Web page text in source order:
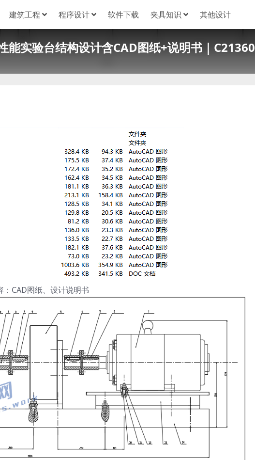
建筑工程 程序设计 软件下载 夹具知识 其他设计
能实验台结构设计含CAD图纸+说明书｜C21360
：CAD图纸、设计说明书